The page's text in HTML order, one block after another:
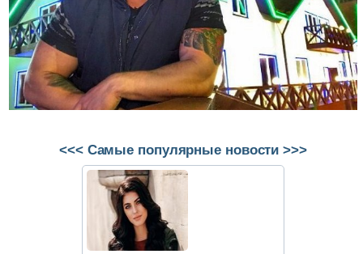
<<< Самые популярные новости >>>